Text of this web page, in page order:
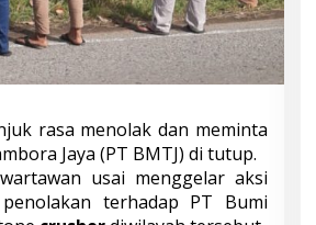
rasa menolak dan meminta
Jaya (PT BMTJ) di tutup.
usai menggelar aksi
terhadap PT Bumi